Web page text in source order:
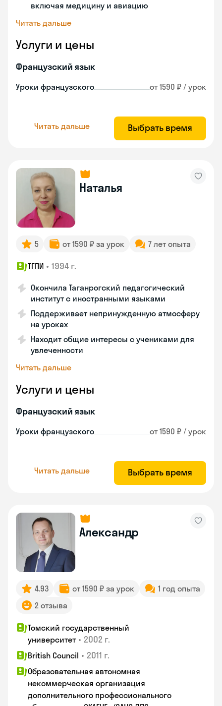
включая медицину и авиацию
Читать дальше
Услуги и цены
Французский язык
Уроки французского от 1590 ₽ / урок
Читать дальше Выбрать время
Наталья
5 от 1590 ₽ за урок 7 лет опыта
ТГПИ • 1994 г.
Окончила Таганрогский педагогический
институт с иностранными языками
Поддерживает непринужденную атмосферу
на уроках
Находит общие интересы с учениками для
увлеченности
Читать дальше
Услуги и цены
Французский язык
Уроки французского от 1590 ₽ / урок
Читать дальше Выбрать время
Александр
4.93 от 1590 ₽ за урок
1 год опыта
2 отзыва
Томский государственный
университет • 2002 г.
British Council • 2011 г.
Образовательная автономная
некоммерческая организация
дополнительного профессионального